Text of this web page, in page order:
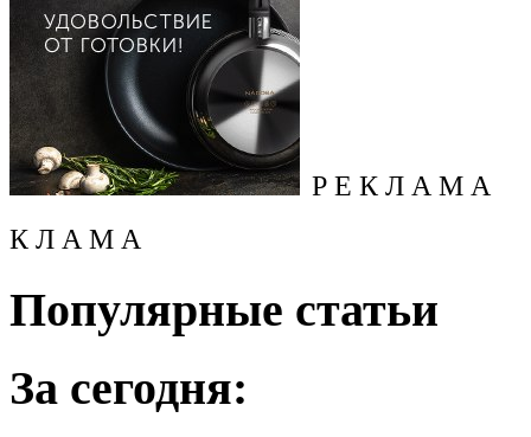
Р Е К Л А М А
К Л А М А
Популярные статьи
За сегодня: